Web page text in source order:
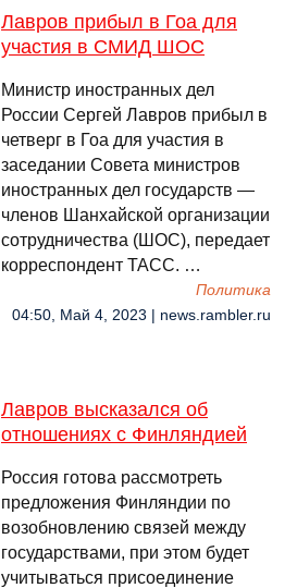
Лавров прибыл в Гоа для
участия в СМИД ШОС
Министр иностранных дел
России Сергей Лавров прибыл в
четверг в Гоа для участия в
заседании Совета министров
иностранных дел государств —
членов Шанхайской организации
сотрудничества (ШОС), передает
корреспондент ТАСС. …
Политика
04:50, Май 4, 2023 | news.rambler.ru
Лавров высказался об
отношениях с Финляндией
Россия готова рассмотреть
предложения Финляндии по
возобновлению связей между
государствами, при этом будет
учитываться присоединение